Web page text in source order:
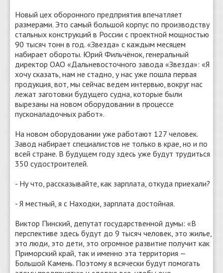
Новый цех оборонного предприятия впечатляет
размерами. Это самый большой корпус по производству
стальных конструкций в России с проектной мощностью
90 тысяч тонн в год. «Звезда» с каждым месяцем
набирает обороты. Юрий Фильчёнок, генеральный
директор ОАО «Дальневосточного завода «Звезда»: «Я
хочу сказать, нам не стадно, у нас уже пошла первая
продукция, вот, мы сейчас ведем интервью, вокруг нас
лежат заготовки будущего судна, которые были
вырезаны на новом оборудовании в процессе
пусконаладочных работ».
На новом оборудовании уже работают 127 человек.
Завод набирает специалистов не только в крае, но и по
всей стране. В будущем году здесь уже будут трудиться
350 судостроителей.
- Ну что, рассказывайте, как зарплата, откуда приехали?
- Я местный, я с Находки, зарплата достойная.
Виктор Пинский, депутат государственной думы: «В
перспективе здесь будут до 9 тысяч человек, это жилье,
это люди, это дети, это огромное развитие получит как
Приморский край, так и именно эта территория —
Большой Камень. Поэтому я всячески будут помогать